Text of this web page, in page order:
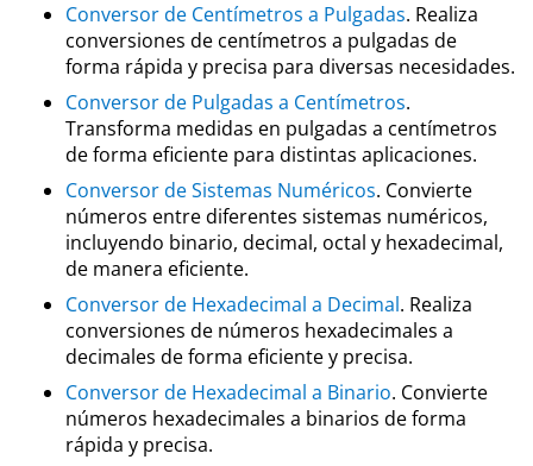
Conversor de Centímetros a Pulgadas. Realiza
conversiones de centímetros a pulgadas de
forma rápida y precisa para diversas necesidades.
Conversor de Pulgadas a Centímetros.
Transforma medidas en pulgadas a centímetros
de forma eficiente para distintas aplicaciones.
Conversor de Sistemas Numéricos. Convierte
números entre diferentes sistemas numéricos,
incluyendo binario, decimal, octal y hexadecimal,
de manera eficiente.
Conversor de Hexadecimal a Decimal. Realiza
conversiones de números hexadecimales a
decimales de forma eficiente y precisa.
Conversor de Hexadecimal a Binario. Convierte
números hexadecimales a binarios de forma
rápida y precisa.